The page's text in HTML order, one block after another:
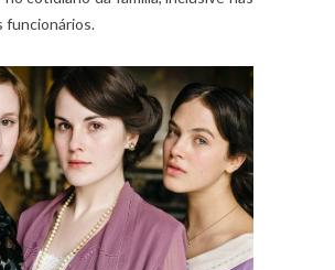
funcionários.